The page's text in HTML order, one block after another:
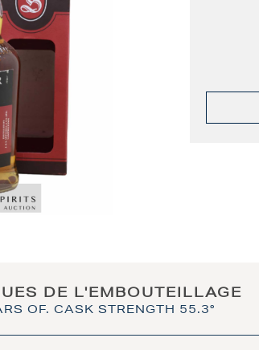
DE L'EMBOUTEILLAGE
OF. CASK STRENGTH 55.3°